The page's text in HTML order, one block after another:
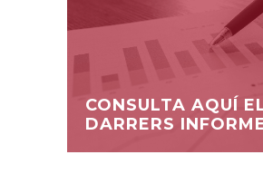
CONSULTA AQUÍ
DARRERS